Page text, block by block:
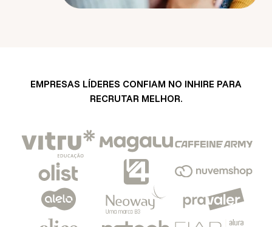
EMPRESAS LÍDERES CONFIAM NO INHIRE PARA
RECRUTAR MELHOR.